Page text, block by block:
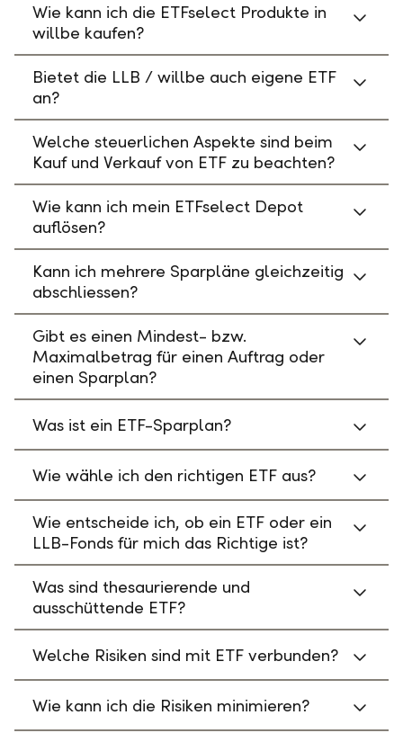
Wie kann ich die ETFselect Produkte in
willbe kaufen?
Bietet die LLB / willbe auch eigene ETF
an?
Welche steuerlichen Aspekte sind beim
Kauf und Verkauf von ETF zu beachten?
Wie kann ich mein ETFselect Depot
auflösen?
Kann ich mehrere Sparpläne gleichzeitig
abschliessen?
Gibt es einen Mindest- bzw.
Maximalbetrag für einen Auftrag oder
einen Sparplan?
Was ist ein ETF-Sparplan?
Wie wähle ich den richtigen ETF aus?
Wie entscheide ich, ob ein ETF oder ein
LLB-Fonds für mich das Richtige ist?
Was sind thesaurierende und
ausschüttende ETF?
Welche Risiken sind mit ETF verbunden?
Wie kann ich die Risiken minimieren?